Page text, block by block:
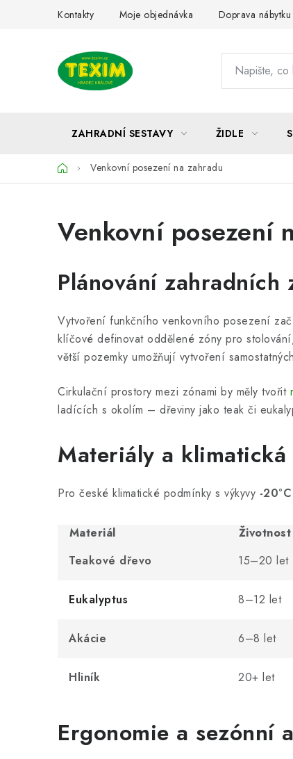
Kontakty Moje objednávka Doprava
ZAHRADNÍ SESTAVY ŽIDLE
DomůVenkovní posezení na zahradu
Venkovní posezení
Plánování
Vytvoření funkčního venkovního posezení
klíčové definovat oddělené zóny pro
větší pozemky umožňují vytvoření
Cirkulační prostory mezi zónami by měly tvořit
ladících s okolím – dřeviny jako teak či
Materiály a
Pro české klimatické podmínky s výkyvy -
Materiál Životnost
Teakové dřevo
15–20 let
Eukalyptus 8–12 let
Akácie 6–8 let
Hliník 20+ let
Ergonomie a sezónní